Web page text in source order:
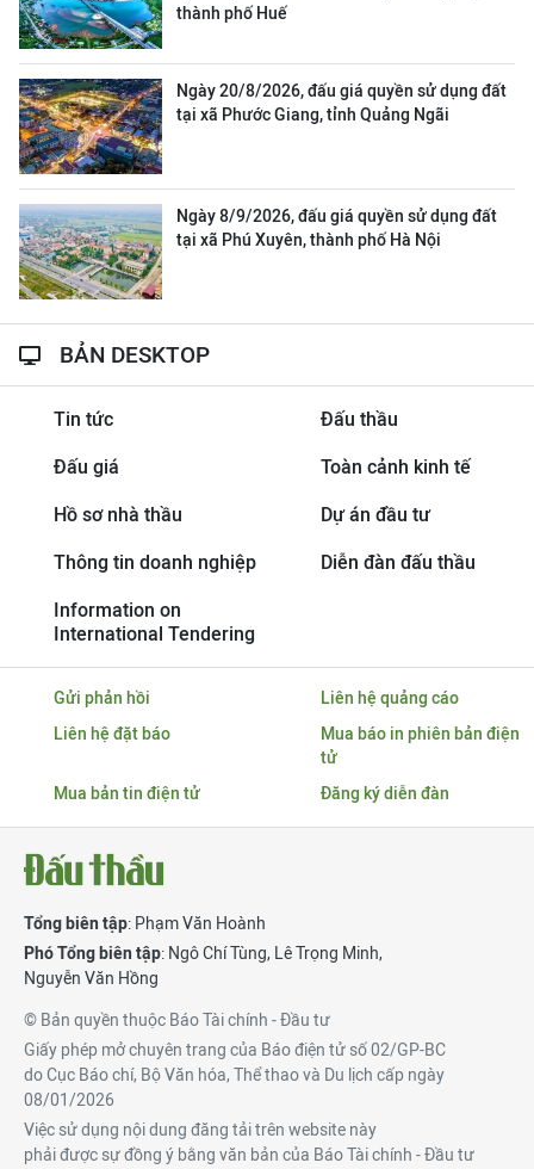
thành phố Huế
Ngày 20/8/2026, đấu giá quyền sử dụng đất
tại xã Phước Giang, tỉnh Quảng Ngãi
Ngày 8/9/2026, đấu giá quyền sử dụng đất
tại xã Phú Xuyên, thành phố Hà Nội
BẢN DESKTOP
Tin tức Đấu thầu
Đấu giá Toàn cảnh kinh tế
Hồ sơ nhà thầu Dự án đầu tư
Thông tin doanh nghiệp Diễn đàn đấu thầu
Information on
International Tendering
Gửi phản hồi
Liên hệ quảng cáo
Liên hệ đặt báo
Mua báo in phiên bản điện
tử
Mua bản tin điện tử
Đăng ký diễn đàn
Tổng biên tập: Phạm Văn Hoành
Phó Tổng biên tập: Ngô Chí Tùng, Lê Trọng Minh,
Nguyễn Văn Hồng
© Bản quyền thuộc Báo Tài chính - Đầu tư
Giấy phép mở chuyên trang của Báo điện tử số 02/GP-BC
do Cục Báo chí, Bộ Văn hóa, Thể thao và Du lịch cấp ngày
08/01/2026
Việc sử dụng nội dung đăng tải trên website này
phải được sự đồng ý bằng văn bản của Báo Tài chính - Đầu tư